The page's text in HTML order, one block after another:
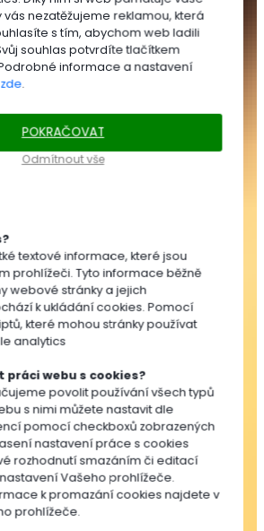
nezatěžujeme reklamou, která
s tím, abychom web ladili
souhlas potvrdíte tlačítkem
Podrobné informace a nastavení
zde.
Odmítnout vše
POKRAČOVAT
textové informace, které jsou
prohlížeči. Tyto informace běžně
webové stránky a jejich
k ukládání cookies. Pomocí
které mohou stránky používat
analytics
práci webu s cookies?
povolit používání všech typů
s nimi můžete nastavit dle
pomocí checkboxů zobrazených
nastavení práce s cookies
rozhodnutí smazáním či editací
Vašeho prohlížeče.
k promazání cookies najdete v
prohlížeče.
Zahradnické
substráty
výsev
a
množení
Substráty
pro
pokojovky
Substráty
pro
balkónovky
Substráty
pro
okrasné
dřeviny